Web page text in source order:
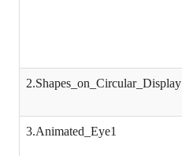
2.Shapes_on_Circular_Display
3.Animated_Eye1